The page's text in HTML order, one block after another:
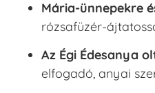
Mária-ünnepekre
rózsafüzér-
Az Égi Édesanya
elfogadó, anyai